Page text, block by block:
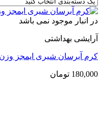
در انبار موجود نمی باشد
آرایشی بهداشتی
کرم آبرسان شیری ایمجز وزن 80 گرم
180,000 تومان